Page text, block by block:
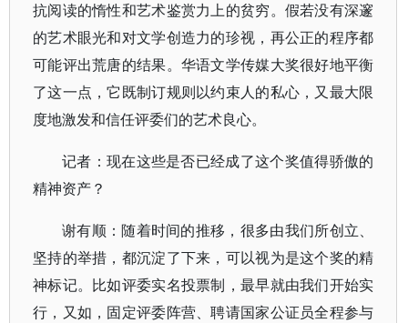
抗阅读的惰性和艺术鉴赏力上的贫穷。假若没有深邃
的艺术眼光和对文学创造力的珍视，再公正的程序都
可能评出荒唐的结果。华语文学传媒大奖很好地平衡
了这一点，它既制订规则以约束人的私心，又最大限
度地激发和信任评委们的艺术良心。
记者：现在这些是否已经成了这个奖值得骄傲的
精神资产？
谢有顺：随着时间的推移，很多由我们所创立、
坚持的举措，都沉淀了下来，可以视为是这个奖的精
神标记。比如评委实名投票制，最早就由我们开始实
行，又如，固定评委阵营、聘请国家公证员全程参与